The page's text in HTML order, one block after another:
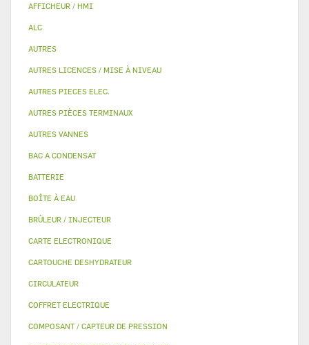
AFFICHEUR / HMI
ALC
AUTRES
AUTRES LICENCES / MISE À NIVEAU
AUTRES PIECES ELEC.
AUTRES PIÈCES TERMINAUX
AUTRES VANNES
BAC A CONDENSAT
BATTERIE
BOÎTE À EAU
BRÛLEUR / INJECTEUR
CARTE ELECTRONIQUE
CARTOUCHE DESHYDRATEUR
CIRCULATEUR
COFFRET ELECTRIQUE
COMPOSANT / CAPTEUR DE PRESSION